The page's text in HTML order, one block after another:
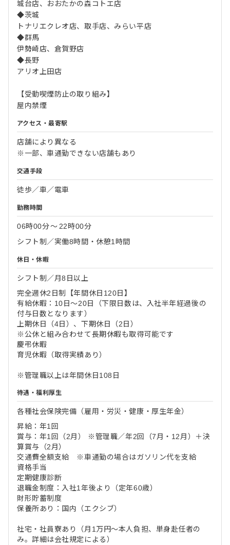
城台店、おおたかの森コトエ店
◆茨城
トナリエクレオ店、取手店、みらい平店
◆群馬
伊勢崎店、倉賀野店
◆長野
アリオ上田店
【受動喫煙防止の取り組み】
屋内禁煙
アクセス・最寄駅
店舗により異なる
※一部、車通勤できない店舗もあり
交通手段
徒歩／車／電車
勤務時間
06時00分〜22時00分
シフト制／実働8時間・休憩1時間
休日・休暇
シフト制／月8日以上
完全週休2日制【年間休日120日】
有給休暇：10日～20日（下限日数は、入社半年経過後の
付与日数となります）
上期休日（4日）、下期休日（2日）
※公休と組み合わせて長期休暇も取得可能です
慶弔休暇
育児休暇（取得実績あり）
※管理職以上は年間休日108日
待遇・福利厚生
各種社会保険完備（雇用・労災・健康・厚生年金）
昇給：年1回
賞与：年1回（2月） ※管理職／年2回（7月・12月）＋決
算賞与（2月）
交通費全額支給 ※車通勤の場合はガソリン代を支給
資格手当
定期健康診断
退職金制度：入社1年後より（定年60歳）
財形貯蓄制度
保養所あり：国内（エクシブ）
社宅・社員寮あり（月1万円～本人負担、単身赴任者の
み。詳細は会社規定による）